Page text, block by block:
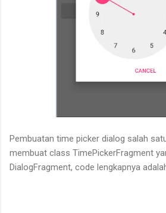
Pembuatan time picker dialog salah
membuat class TimePickerFragment
DialogFragment, code lengkapnya